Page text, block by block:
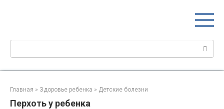
Поиск:
Главная » Здоровье ребенка » Детские болезни
Перхоть у ребенка